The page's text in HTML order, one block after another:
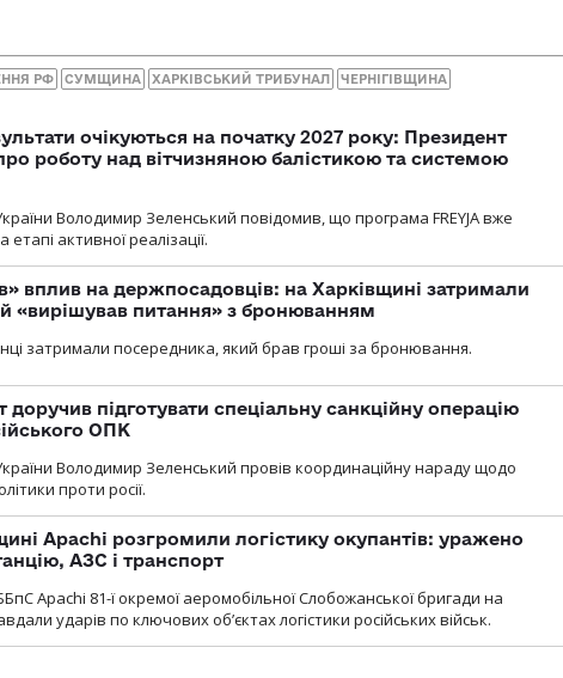
РФ СУМЩИНА ХАРКІВСЬКИЙ ТРИБУНАЛ ЧЕРНІГІВЩИНА
очікуються на початку 2027 року: Президент
роботу над вітчизняною балістикою та системою
Володимир Зеленський повідомив, що програма FREYJA вже
активної реалізації.
вплив на держпосадовців: на Харківщині затримали
«вирішував питання» з бронюванням
затримали посередника, який брав гроші за бронювання.
доручив підготувати спеціальну санкційну операцію
ОПК
Володимир Зеленський провів координаційну нараду щодо
проти росії.
Apachi розгромили логістику окупантів: уражено
АЗС і транспорт
Apachi 81-ї окремої аеромобільної Слобожанської бригади на
ударів по ключових об’єктах логістики російських військ.